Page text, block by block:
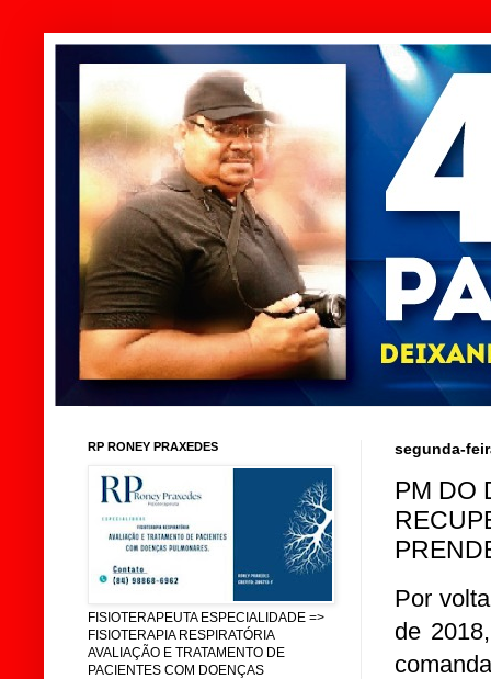
segunda-
PM DO
Por
de
RP RONEY PRAXEDES
FISIOTERAPEUTA ESPECIALIDADE =>
FISIOTERAPIA RESPIRATÓRIA
AVALIAÇÃO E TRATAMENTO DE
PACIENTES COM DOENÇAS